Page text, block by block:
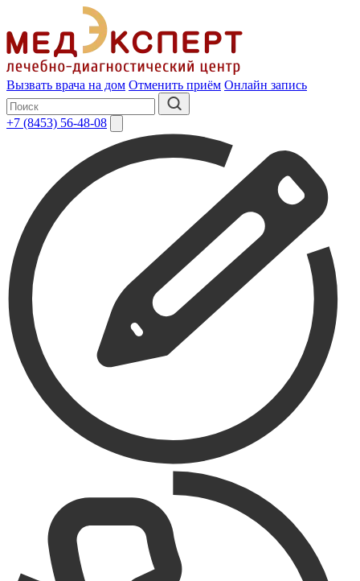
Вызвать врача на дом Отменить приём Онлайн запись
+7 (8453) 56-48-08